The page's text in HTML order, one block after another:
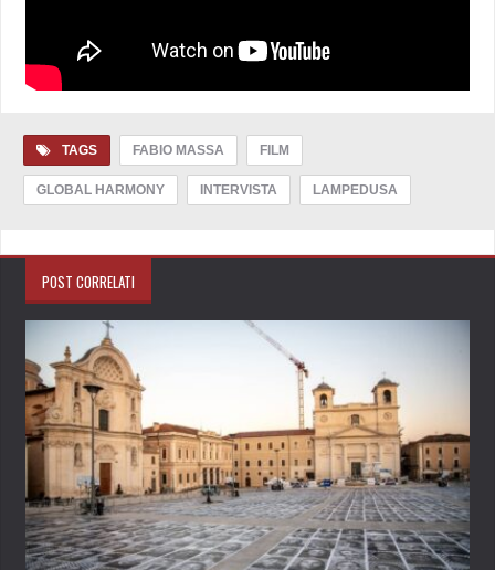
TAGS FABIO MASSA FILM
GLOBAL HARMONY INTERVISTA LAMPEDUSA
POST CORRELATI